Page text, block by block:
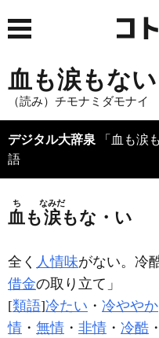
血も涙もない
（読み）チモナミダモナイ
デジタル大辞泉
語
血
ち
も涙
なみだ
もな・い
全く 人情味がない。冷
借金の取り立て」
[類語]冷たい ・ 冷ややか
情 ・ 無情 ・ 非情 ・ 冷酷 ・